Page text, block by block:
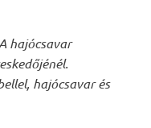
hajócsavar
hajócsavar és